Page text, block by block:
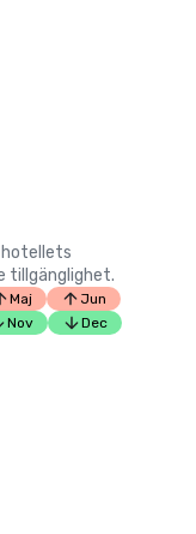
hotellets
tillgänglighet.
Maj
Jun
Nov Dec